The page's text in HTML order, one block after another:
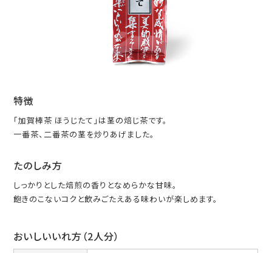
特徴
「加賀棒茶 ほうじたて」は茎の焙じ茶です。
一番茶、二番茶の茎を炒りあげました。
たのしみ方
しっかりとした焙煎の香りとなめらかな甘味。
飽きのこないコクと飲みごたえある味わいが楽しめます。
おいしいいれ方（2人分）